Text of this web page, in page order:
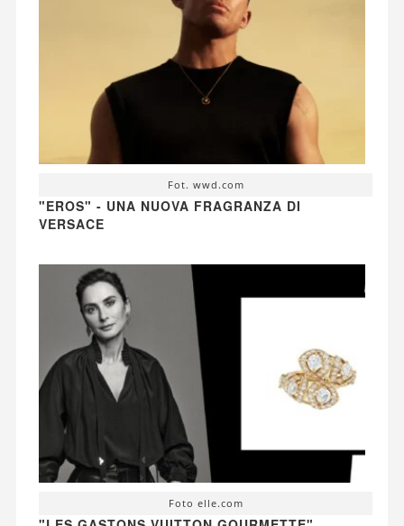
Fot. wwd.com
"EROS" - UNA NUOVA FRAGRANZA DI
VERSACE
Foto elle.com